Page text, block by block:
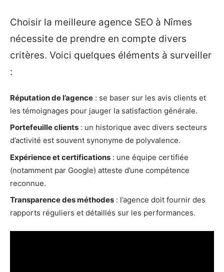
Choisir la meilleure agence SEO à Nîmes
nécessite de prendre en compte divers
critères. Voici quelques éléments à surveiller
:
Réputation de l’agence : se baser sur les avis clients et
les témoignages pour jauger la satisfaction générale.
Portefeuille clients : un historique avec divers secteurs
d’activité est souvent synonyme de polyvalence.
Expérience et certifications : une équipe certifiée
(notamment par Google) atteste d’une compétence
reconnue.
Transparence des méthodes : l’agence doit fournir des
rapports réguliers et détaillés sur les performances.